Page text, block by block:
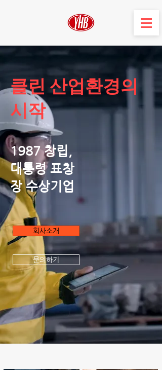
​클린 산업환경의
시작
1987 창립,
대통령 표창
장 수상기업
회사소개
문의하기